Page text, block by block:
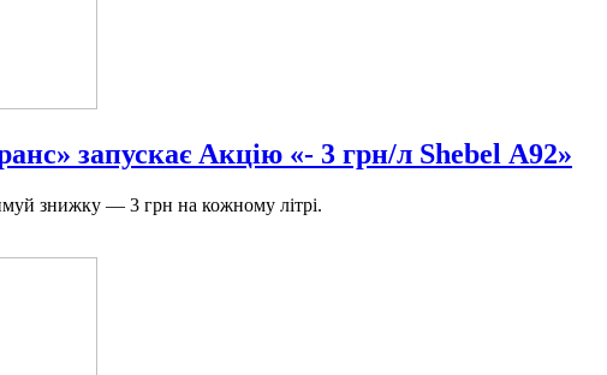
запускає Акцію «- 3 грн/л Shebel А92»
знижку — 3 грн на кожному літрі.